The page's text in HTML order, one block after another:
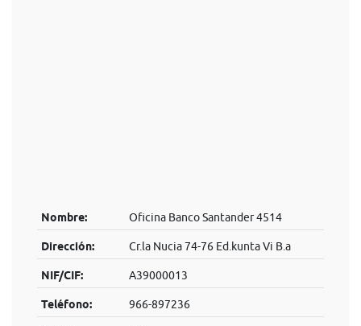
Nombre: Oficina Banco Santander 4514
Dirección: Cr.la Nucia 74-76 Ed.kunta Vi B.a
NIF/CIF: A39000013
Teléfono: 966-897236